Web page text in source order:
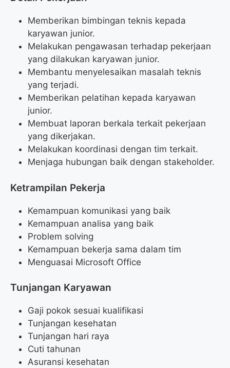
Memberikan bimbingan teknis kepada
karyawan junior.
Melakukan pengawasan terhadap pekerjaan
yang dilakukan karyawan junior.
Membantu menyelesaikan masalah teknis
yang terjadi.
Memberikan pelatihan kepada karyawan
junior.
Membuat laporan berkala terkait pekerjaan
yang dikerjakan.
Melakukan koordinasi dengan tim terkait.
Menjaga hubungan baik dengan stakeholder.
Ketrampilan Pekerja
Kemampuan komunikasi yang baik
Kemampuan analisa yang baik
Problem solving
Kemampuan bekerja sama dalam tim
Menguasai Microsoft Office
Tunjangan Karyawan
Gaji pokok sesuai kualifikasi
Tunjangan kesehatan
Tunjangan hari raya
Cuti tahunan
Asuransi kesehatan